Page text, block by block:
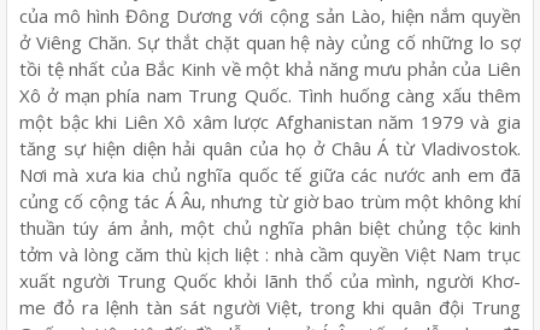
của mô hình Đông Dương với cộng sản Lào, hiện nắm quyền
ở Viêng Chăn. Sự thắt chặt quan hệ này củng cố những lo sợ
tồi tệ nhất của Bắc Kinh về một khả năng mưu phản của Liên
Xô ở mạn phía nam Trung Quốc. Tình huống càng xấu thêm
một bậc khi Liên Xô xâm lược Afghanistan năm 1979 và gia
tăng sự hiện diện hải quân của họ ở Châu Á từ Vladivostok.
Nơi mà xưa kia chủ nghĩa quốc tế giữa các nước anh em đã
củng cố cộng tác Á Âu, nhưng từ giờ bao trùm một không khí
thuần túy ám ảnh, một chủ nghĩa phân biệt chủng tộc kinh
tởm và lòng căm thù kịch liệt : nhà cầm quyền Việt Nam trục
xuất người Trung Quốc khỏi lãnh thổ của mình, người Khơ-
me đỏ ra lệnh tàn sát người Việt, trong khi quân đội Trung